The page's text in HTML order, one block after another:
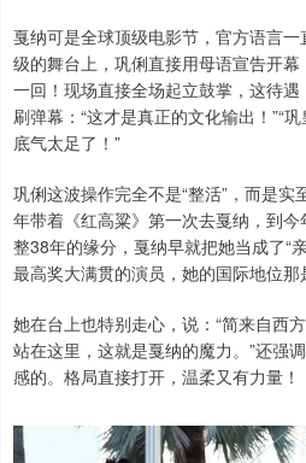
戛纳可是全球顶级电影节，官方语言
级的舞台上，巩俐直接用母语宣告开
一回！现场直接全场起立鼓掌，这待遇
刷弹幕：“这才是真正的文化输出！”“
底气太足了！”
巩俐这波操作完全不是“整活”，而是实
年带着《红高粱》第一次去戛纳，到
整38年的缘分，戛纳早就把她当成了“
最高奖大满贯的演员，她的国际地位那
她在台上也特别走心，说：“简来自西
站在这里，这就是戛纳的魔力。”还强
感的。格局直接打开，温柔又有力量！